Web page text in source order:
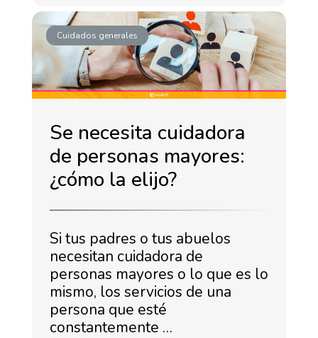
Cuidados generales
Se necesita cuidadora
de personas mayores:
¿cómo la elijo?
Si tus padres o tus abuelos
necesitan cuidadora de
personas mayores o lo que es lo
mismo, los servicios de una
persona que esté
constantemente …